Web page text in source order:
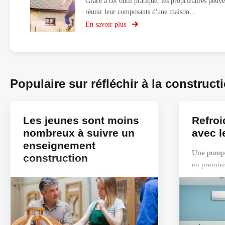
réunir leur composants d'une maison...
En savoir plus
sur
KNX
Populaire sur réfléchir à la
Les jeunes sont moins
nombreux à suivre un
enseignement
construction
Le nombre d’élèves qui suivent un
enseignement construction à temps
plein dans les deuxième et troisième
degrés du secondaire a diminué de 12
avec
Une
en
les mois